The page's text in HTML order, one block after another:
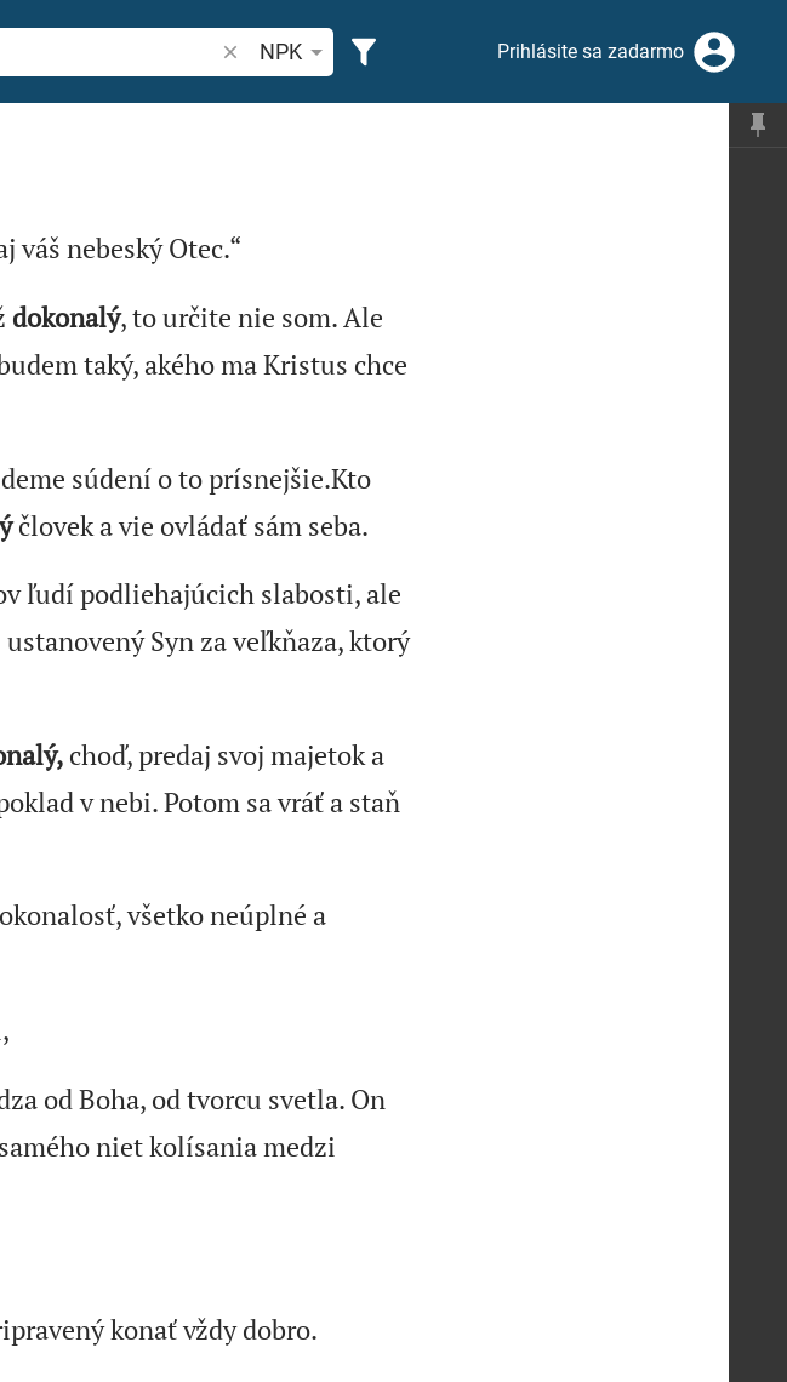
Vyhľadajte biblický verš alebo slovo
NPK Prihlásite sa zadarmo
váš nebeský Otec.“
dokonalý, to určite nie som. Ale
taký, akého ma Kristus chce
súdení o to prísnejšie.Kto
človek a vie ovládať sám seba.
ľudí podliehajúcich slabosti, ale
Syn za veľkňaza, ktorý
choď, predaj svoj majetok a
v nebi. Potom sa vráť a staň
všetko neúplné a
od Boha, od tvorcu svetla. On
niet kolísania medzi
konať vždy dobro.